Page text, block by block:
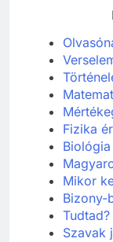
Fizika
Mikor
Bizony-
Tudtad?
Szavak